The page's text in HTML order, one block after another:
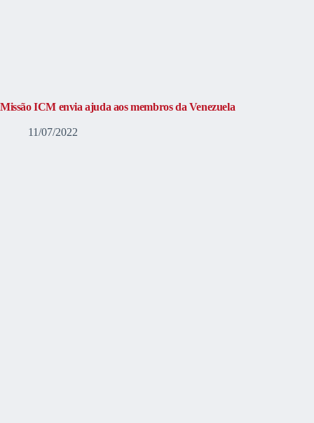
Missão ICM envia ajuda aos membros da Venezuela
11/07/2022